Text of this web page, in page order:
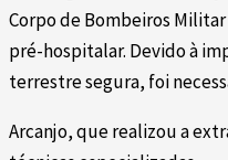
Corpo de Bombeiros
pré-hospitalar. Devido à
terrestre segura, foi
Arcanjo, que realizou a